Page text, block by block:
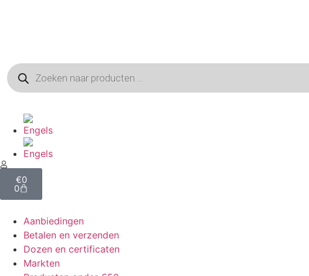
€0
0
Aanbiedingen
Betalen en verzenden
Dozen en certificaten
Markten